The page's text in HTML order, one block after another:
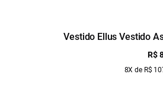
Vestido Ellus Vestido
R$
8X de R$